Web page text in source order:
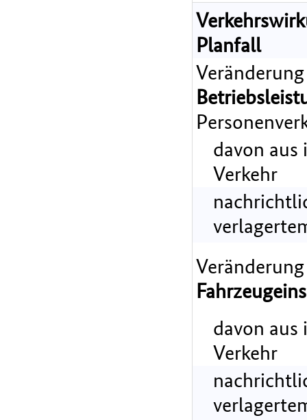
Planfall
davon
Verkehr
davon
Verkehr